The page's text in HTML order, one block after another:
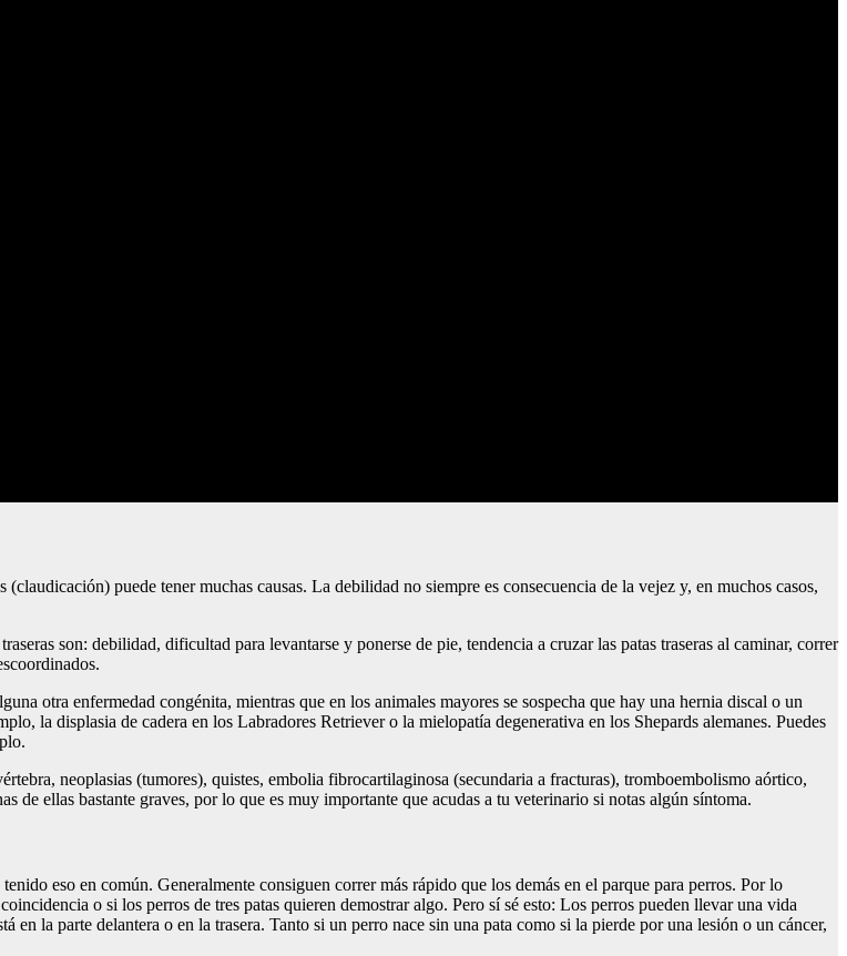
puede tener muchas causas. La debilidad no siempre es consecuencia de la vejez y, en muchos casos,
son: debilidad, dificultad para levantarse y ponerse de pie, tendencia a cruzar las patas traseras al caminar, correr
otra enfermedad congénita, mientras que en los animales mayores se sospecha que hay una hernia discal o un
la displasia de cadera en los Labradores Retriever o la mielopatía degenerativa en los Shepards alemanes. Puedes
neoplasias (tumores), quistes, embolia fibrocartilaginosa (secundaria a fracturas), tromboembolismo aórtico,
ellas bastante graves, por lo que es muy importante que acudas a tu veterinario si notas algún síntoma.
eso en común. Generalmente consiguen correr más rápido que los demás en el parque para perros. Por lo
o si los perros de tres patas quieren demostrar algo. Pero sí sé esto: Los perros pueden llevar una vida
la parte delantera o en la trasera. Tanto si un perro nace sin una pata como si la pierde por una lesión o un cáncer,